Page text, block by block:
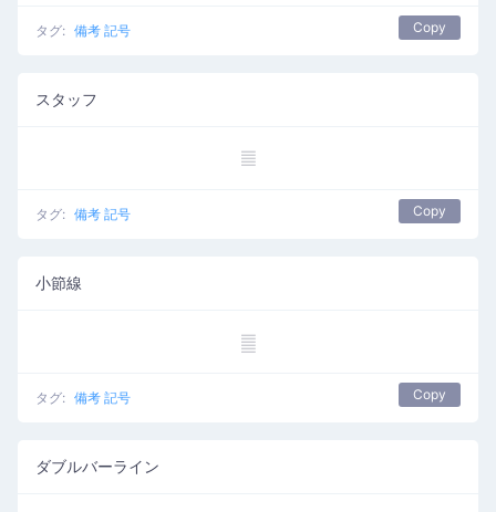
タグ: 備考 記号 Copy
スタッフ
𝄚
タグ: 備考 記号 Copy
小節線
𝄛
タグ: 備考 記号 Copy
ダブルバーライン